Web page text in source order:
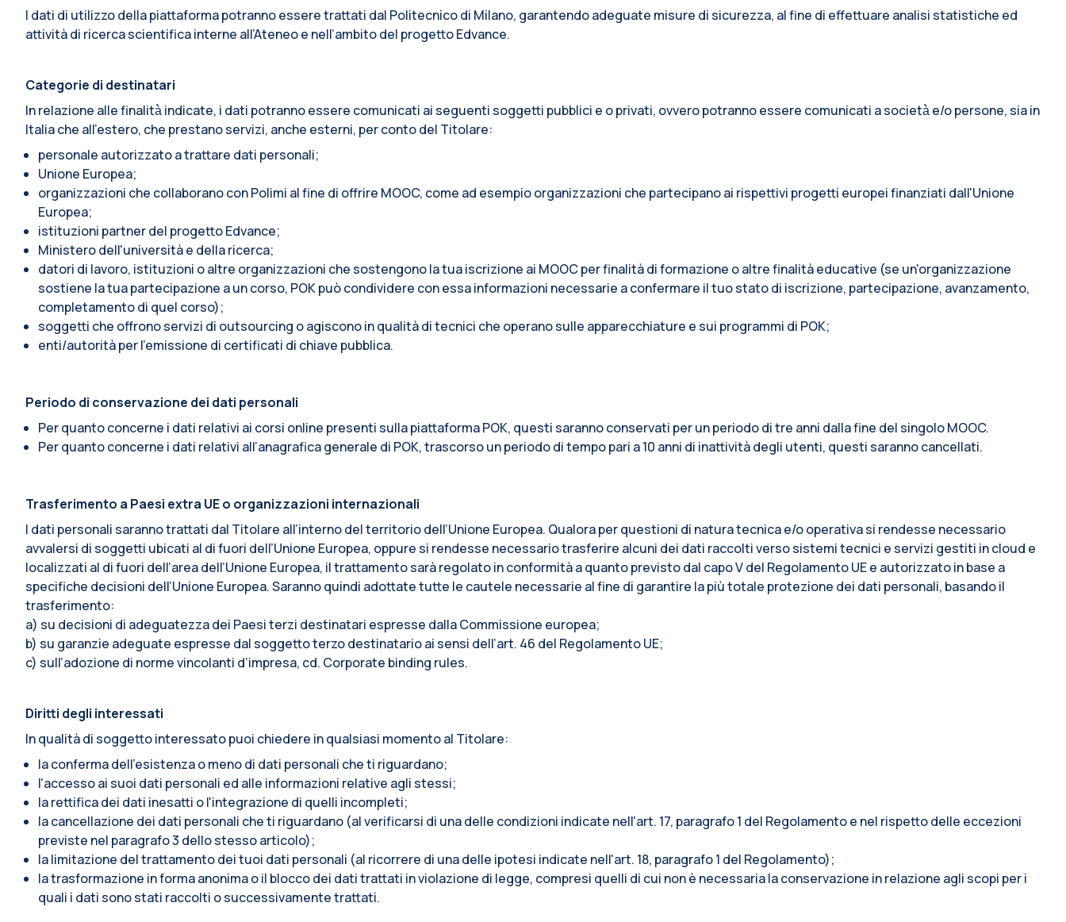
I dati di utilizzo della piattaforma potranno essere trattati dal Politecnico di Milano, garantendo adeguate misure di sicurezza, al fine di effettuare analisi statistiche ed
attività di ricerca scientifica interne all’Ateneo e nell’ambito del progetto Edvance.
Categorie di destinatari
In relazione alle finalità̀ indicate, i dati potranno essere comunicati ai seguenti soggetti pubblici e o privati, ovvero potranno essere comunicati a società̀ e/o persone, sia in
Italia che all’estero, che prestano servizi, anche esterni, per conto del Titolare:
personale autorizzato a trattare dati personali;
Unione Europea;
organizzazioni che collaborano con Polimi al fine di offrire MOOC, come ad esempio organizzazioni che partecipano ai rispettivi progetti europei finanziati dall'Unione
Europea;
istituzioni partner del progetto Edvance;
Ministero dell'università e della ricerca;
datori di lavoro, istituzioni o altre organizzazioni che sostengono la tua iscrizione ai MOOC per finalità di formazione o altre finalità educative (se un'organizzazione
sostiene la tua partecipazione a un corso, POK può condividere con essa informazioni necessarie a confermare il tuo stato di iscrizione, partecipazione, avanzamento,
completamento di quel corso);
soggetti che offrono servizi di outsourcing o agiscono in qualità di tecnici che operano sulle apparecchiature e sui programmi di POK;
enti/autorità per l'emissione di certificati di chiave pubblica.
Periodo di conservazione dei dati personali
Per quanto concerne i dati relativi ai corsi online presenti sulla piattaforma POK, questi saranno conservati per un periodo di tre anni dalla fine del singolo MOOC.
Per quanto concerne i dati relativi all’anagrafica generale di POK, trascorso un periodo di tempo pari a 10 anni di inattività degli utenti, questi saranno cancellati.
Trasferimento a Paesi extra UE o organizzazioni internazionali
I dati personali saranno trattati dal Titolare all’interno del territorio dell’Unione Europea. Qualora per questioni di natura tecnica e/o operativa si rendesse necessario
avvalersi di soggetti ubicati al di fuori dell’Unione Europea, oppure si rendesse necessario trasferire alcuni dei dati raccolti verso sistemi tecnici e servizi gestiti in cloud e
localizzati al di fuori dell’area dell’Unione Europea, il trattamento sarà regolato in conformità a quanto previsto dal capo V del Regolamento UE e autorizzato in base a
specifiche decisioni dell’Unione Europea. Saranno quindi adottate tutte le cautele necessarie al fine di garantire la più totale protezione dei dati personali, basando il
trasferimento:
a) su decisioni di adeguatezza dei Paesi terzi destinatari espresse dalla Commissione europea;
b) su garanzie adeguate espresse dal soggetto terzo destinatario ai sensi dell’art. 46 del Regolamento UE;
c) sull’adozione di norme vincolanti d’impresa, cd. Corporate binding rules.
Diritti degli interessati
In qualità di soggetto interessato puoi chiedere in qualsiasi momento al Titolare:
la conferma dell’esistenza o meno di dati personali che ti riguardano;
l'accesso ai suoi dati personali ed alle informazioni relative agli stessi;
la rettifica dei dati inesatti o l'integrazione di quelli incompleti;
la cancellazione dei dati personali che ti riguardano (al verificarsi di una delle condizioni indicate nell'art. 17, paragrafo 1 del Regolamento e nel rispetto delle eccezioni
previste nel paragrafo 3 dello stesso articolo);
la limitazione del trattamento dei tuoi dati personali (al ricorrere di una delle ipotesi indicate nell'art. 18, paragrafo 1 del Regolamento);
la trasformazione in forma anonima o il blocco dei dati trattati in violazione di legge, compresi quelli di cui non è necessaria la conservazione in relazione agli scopi per i
quali i dati sono stati raccolti o successivamente trattati.